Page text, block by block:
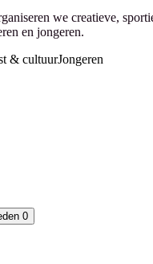
we creatieve,
en jongeren.
& cultuurJongeren
0